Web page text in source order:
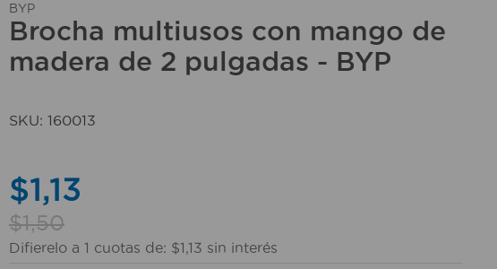
BYP
Brocha multiusos con mango de
madera de 2 pulgadas - BYP
SKU: 160013
$1,13
$1,50
Difierelo a 1 cuotas de: $1,13 sin interés